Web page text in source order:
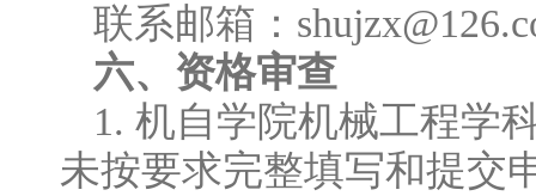
联系邮箱：
六、资格审查
1. 机自学院机械工程学
未按要求完整填写和提交